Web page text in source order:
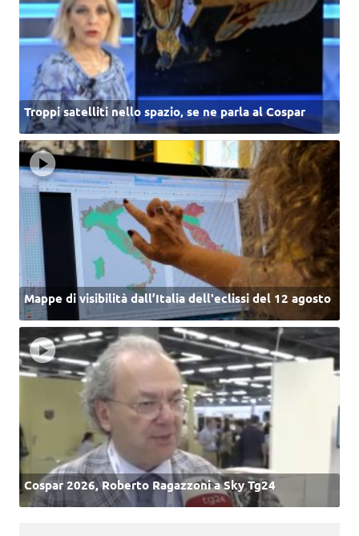
Troppi satelliti nello spazio, se ne parla al Cospar
Mappe di visibilità dall’Italia dell'eclissi del 12 agosto
Cospar 2026, Roberto Ragazzoni a Sky Tg24